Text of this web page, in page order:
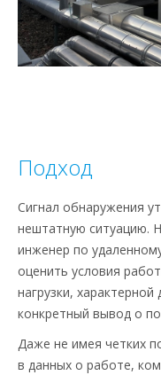
Подход
Сигнал обнаружения
нештатную ситуацию.
инженер по
оценить условия
нагрузки,
конкретный вывод о
Даже не имея четких
в данных о работе,